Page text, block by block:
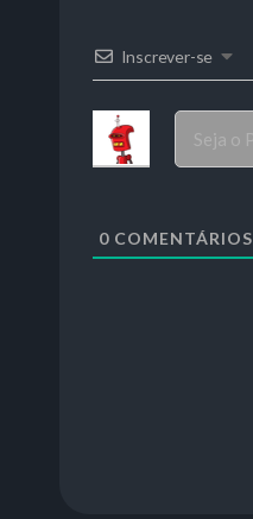
Inscrever-se
0 COMENTÁRIOS